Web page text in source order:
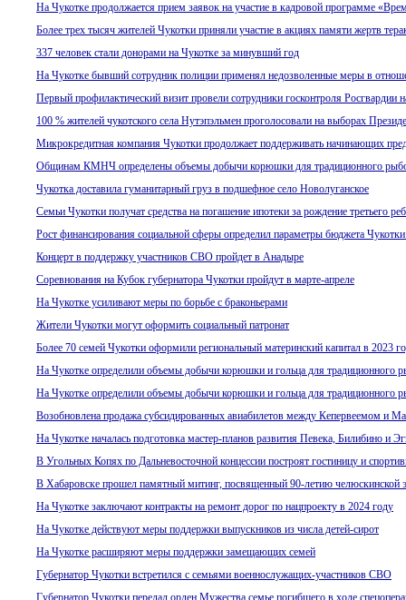
На Чукотке продолжается прием заявок на участие в кадровой программе
Более трех тысяч жителей Чукотки приняли участие в акциях памяти жертв
337 человек стали донорами на Чукотке за минувший год
На Чукотке бывший сотрудник полиции применял недозволенные меры в
Первый профилактический визит провели сотрудники госконтроля Росгвардии
100 % жителей чукотского села Нутэпэльмен проголосовали на выборах
Микрокредитная компания Чукотки продолжает поддерживать начинающих
Общинам КМНЧ определены объемы добычи корюшки для традиционного
Чукотка доставила гуманитарный груз в подшефное село Новолуганское
Семьи Чукотки получат средства на погашение ипотеки за рождение третьего
Рост финансирования социальной сферы определил параметры бюджета
Концерт в поддержку участников СВО пройдет в Анадыре
Соревнования на Кубок губернатора Чукотки пройдут в марте-апреле
На Чукотке усиливают меры по борьбе с браконьерами
Жители Чукотки могут оформить социальный патронат
Более 70 семей Чукотки оформили региональный материнский капитал в 2023
На Чукотке определили объемы добычи корюшки и гольца для традиционного
На Чукотке определили объемы добычи корюшки и гольца для традиционного
Возобновлена продажа субсидированных авиабилетов между Кепервеемом и
На Чукотке началась подготовка мастер-планов развития Певека, Билибино и
В Угольных Копях по Дальневосточной концессии построят гостиницу и
В Хабаровске прошел памятный митинг, посвященный 90-летию челюскинской
На Чукотке заключают контракты на ремонт дорог по нацпроекту в 2024 году
На Чукотке действуют меры поддержки выпускников из числа детей-сирот
На Чукотке расширяют меры поддержки замещающих семей
Губернатор Чукотки встретился с семьями военнослужащих-участников СВО
Губернатор Чукотки передал орден Мужества семье погибшего в ходе